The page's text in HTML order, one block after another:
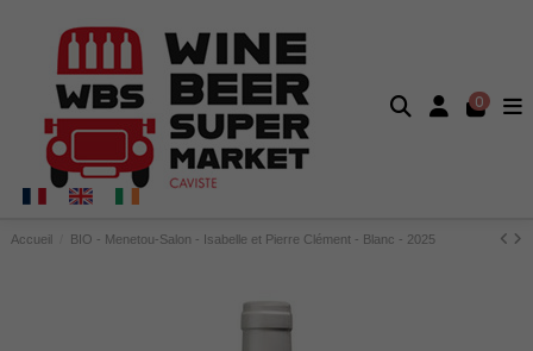
0
Accueil BIO - Menetou-Salon - Isabelle et Pierre Clément - Blanc - 2025